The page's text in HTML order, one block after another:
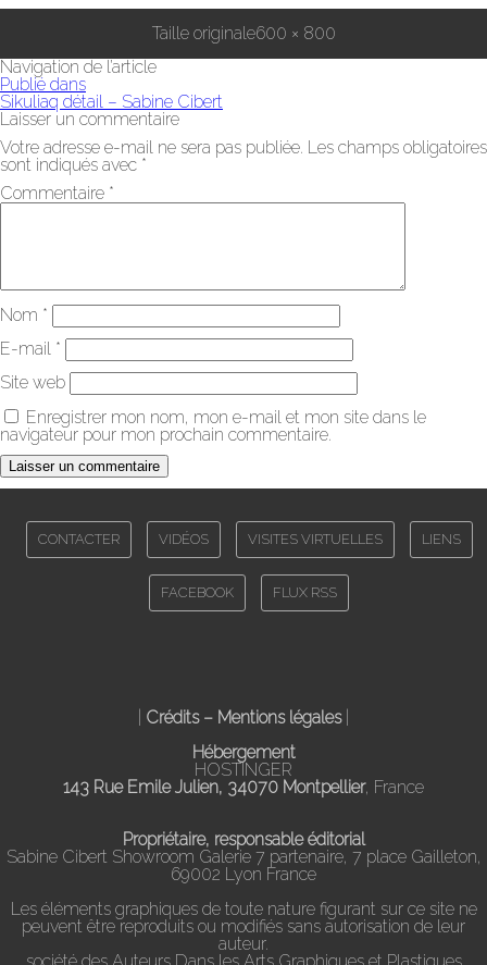
Taille originale600 × 800
Navigation de l’article
Publié dans
Sikuliaq détail – Sabine Cibert
Laisser un commentaire
Votre adresse e-mail ne sera pas publiée. Les champs obligatoires
sont indiqués avec *
Commentaire *
Nom *
E-mail *
Site web
Enregistrer mon nom, mon e-mail et mon site dans le
navigateur pour mon prochain commentaire.
CONTACTER VIDÉOS VISITES VIRTUELLES LIENS
FACEBOOK FLUX RSS
Crédits – Mentions légales|
Hébergement
HOSTINGER
143 Rue Emile Julien, 34070 Montpellier, France
Propriétaire, responsable éditorial
Sabine Cibert Showroom Galerie 7 partenaire, 7 place Gailleton,
69002 Lyon France
Les éléments graphiques de toute nature figurant sur ce site ne
peuvent être reproduits ou modifiés sans autorisation de leur
auteur.